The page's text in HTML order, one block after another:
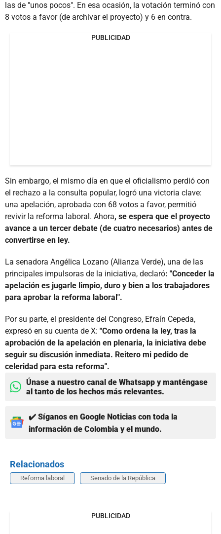
las de "unos pocos". En esa ocasión, la votación terminó con
8 votos a favor (de archivar el proyecto) y 6 en contra.
PUBLICIDAD
Sin embargo, el mismo día en que el oficialismo perdió con
el rechazo a la consulta popular, logró una victoria clave:
una apelación, aprobada con 68 votos a favor, permitió
revivir la reforma laboral. Ahora, se espera que el proyecto
avance a un tercer debate (de cuatro necesarios) antes de
convertirse en ley.
La senadora Angélica Lozano (Alianza Verde), una de las
principales impulsoras de la iniciativa, declaró: "Conceder la
apelación es jugarle limpio, duro y bien a los trabajadores
para aprobar la reforma laboral".
Por su parte, el presidente del Congreso, Efraín Cepeda,
expresó en su cuenta de X: "Como ordena la ley, tras la
aprobación de la apelación en plenaria, la iniciativa debe
seguir su discusión inmediata. Reitero mi pedido de
celeridad para esta reforma".
Únase a nuestro canal de Whatsapp y manténgase
al tanto de los hechos más relevantes.
✔️ Síganos en Google Noticias con toda la
información de Colombia y el mundo.
Relacionados
Reforma laboral Senado de la República
PUBLICIDAD